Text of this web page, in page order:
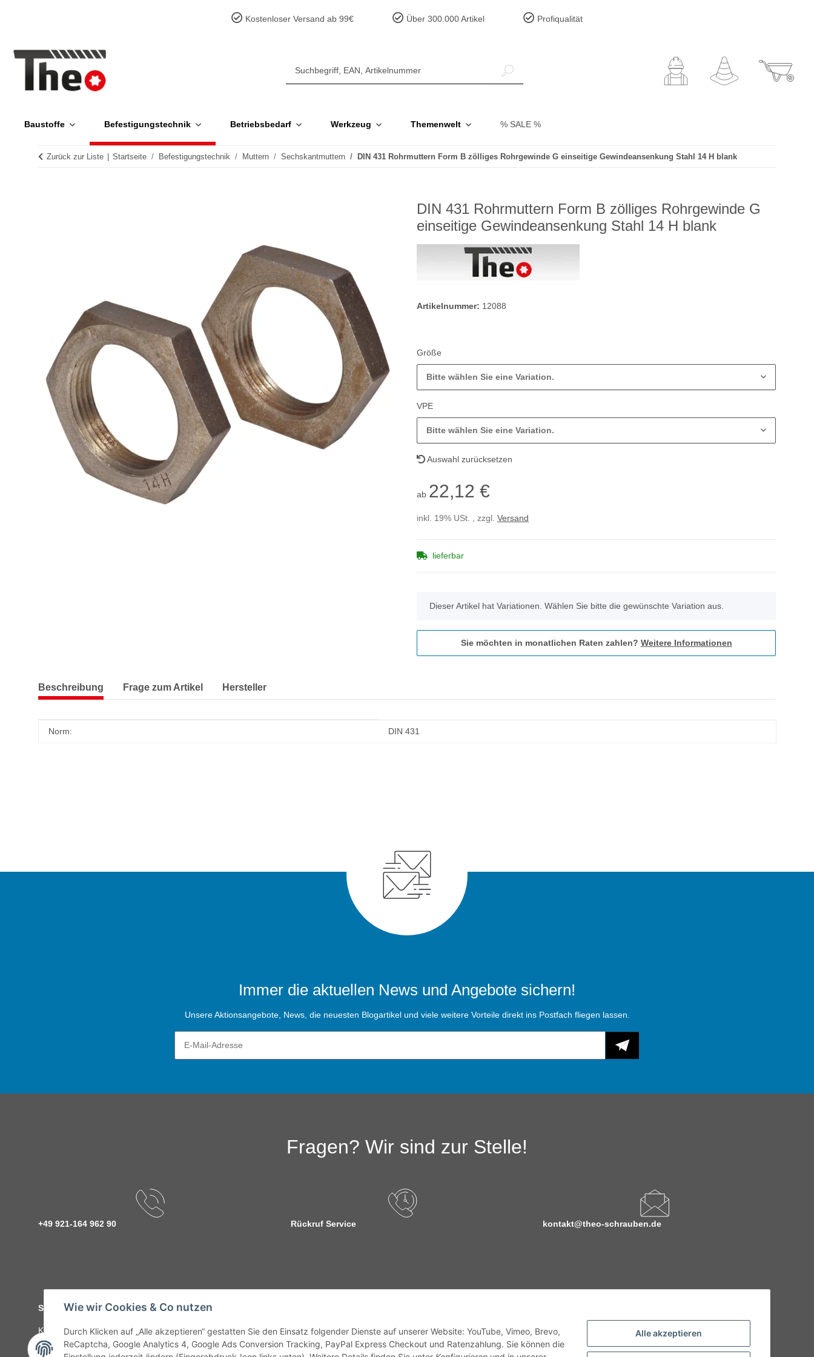
Alle akzeptieren
Wie wir Cookies & Co nutzen
Durch Klicken auf „Alle akzeptieren“ gestatten Sie den Einsatz folgender Dienste auf unserer Website: YouTube, Vimeo, Brevo,
ReCaptcha, Google Analytics 4, Google Ads Conversion Tracking, PayPal Express Checkout und Ratenzahlung. Sie können die
Kostenloser Versand ab 99€ Über 300.000 Artikel Profiqualität
Baustoffe Befestigungstechnik Betriebsbedarf Werkzeug Themenwelt % SALE %
Zurück zur Liste Startseite Befestigungstechnik Muttern Sechskantmuttern DIN 431 Rohrmuttern Form B zölliges Rohrgewinde G einseitige Gewindeansenkung Stahl 14 H blank
DIN 431 Rohrmuttern Form B zölliges Rohrgewinde G
einseitige Gewindeansenkung Stahl 14 H blank
Artikelnummer: 12088
Größe
Bitte wählen Sie eine Variation.
VPE
Bitte wählen Sie eine Variation.
Auswahl zurücksetzen
ab 22,12 €
inkl. 19% USt. , zzgl. Versand
lieferbar
x
Dieser Artikel hat Variationen. Wählen Sie bitte die gewünschte Variation aus.
Sie möchten in monatlichen Raten zahlen? Weitere Informationen
Beschreibung Frage zum Artikel Hersteller
Produkteigenschaft
Wert
Norm: DIN 431
Immer die aktuellen News und Angebote sichern!
Unsere Aktionsangebote, News, die neuesten Blogartikel und viele weitere Vorteile direkt ins Postfach fliegen lassen.
Fragen? Wir sind zur Stelle!
+49 921-164 962 90 Rückruf Service kontakt@theo-schrauben.de
Service
Kontakt C-Teile Management Sonderteile Karriere Versandinformationen